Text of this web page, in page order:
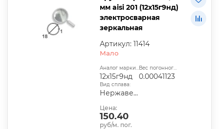
мм aisi 201 (12х15г9нд)
электросварная
зеркальная
Артикул: 11414
Мало
Аналог марки стали:
12х15г9нд
Вес погонного метра, т.:
0.00041123
Вид сплава:
Нержавеющая сталь
Цена:
150.40
руб/м. пог.